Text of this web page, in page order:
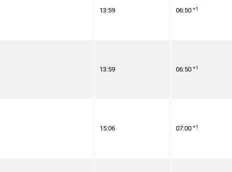
13:59 06:50 +1
13:59 06:50 +1
15:06 07:00 +1